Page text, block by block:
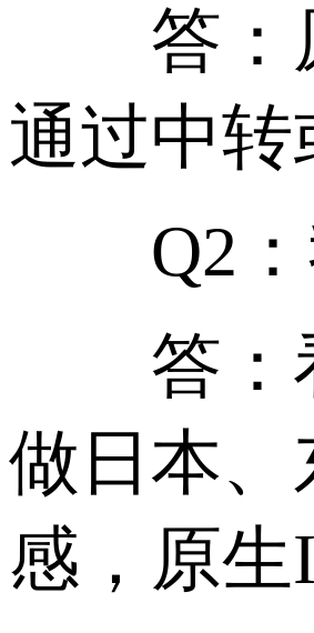
答：原
通过中
Q2：
答：看
做日本、
感，原